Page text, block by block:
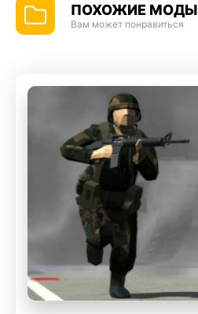
ПОХОЖИЕ МОДЫ
Вам может понравиться